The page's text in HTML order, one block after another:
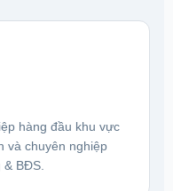
hàng đầu khu vực
và chuyên nghiệp
BĐS.